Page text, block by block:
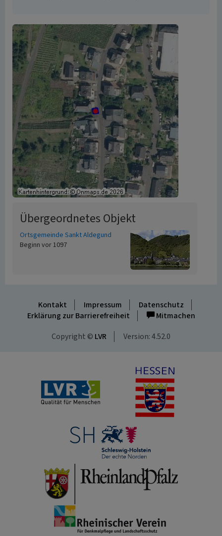
Übergeordnetes Objekt
Ortsgemeinde Sankt Aldegund
Beginn vor 1097
Kontakt Impressum
Datenschutz
Erklärung zur Barrierefreiheit
Mitmachen
Copyright © LVR Version: 4.52.0